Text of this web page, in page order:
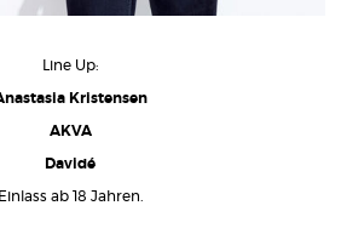
Line Up:
Kristensen
AKVA
Davidé
Einlass ab 18 Jahren.